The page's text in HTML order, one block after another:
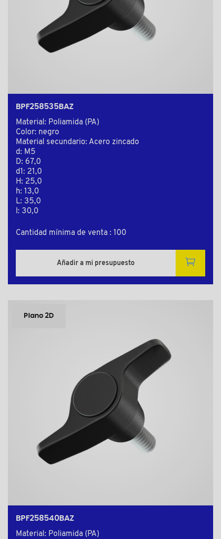
BPF258535BAZ
Material: Poliamida (PA)
Color: negro
Material secundario: Acero zincado
d: M5
D: 67,0
d1: 21,0
H: 25,0
h: 13,0
L: 35,0
l: 30,0
Cantidad mínima de venta : 100
Añadir a mi presupuesto
Plano 2D
BPF258540BAZ
Material: Poliamida (PA)